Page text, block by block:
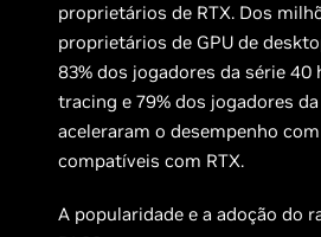
proprietários de RTX. Dos
proprietários de GPU de
83% dos jogadores da série
tracing e 79% dos jogadores
aceleraram o desempenho
compatíveis com RTX.
A popularidade e a adoção do